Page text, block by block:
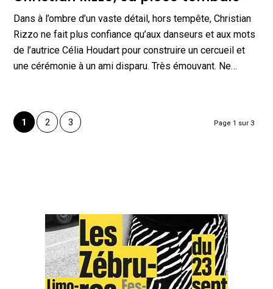
Dans à l’ombre d’un vaste détail, hors tempête, Christian
Rizzo ne fait plus confiance qu’aux danseurs et aux mots
de l’autrice Célia Houdart pour construire un cercueil et
une cérémonie à un ami disparu. Très émouvant. Ne…
Page 1 sur 3
1 2 3